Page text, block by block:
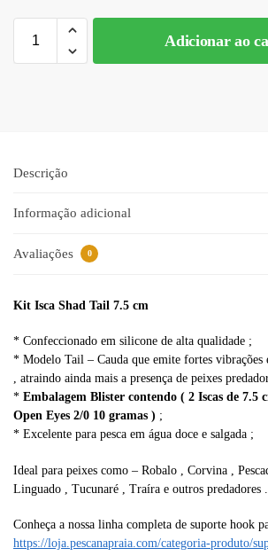
Adicionar ao
n
t
v
Descrição
Informação adicional
Avaliações 0
Kit Isca Shad Tail 7.5 cm
* Confeccionado em silicone de alta qualidade ;
* Modelo Tail – Cauda que emite fortes vibrações
, atraindo ainda mais a presença de peixes
* Embalagem Blister contendo ( 2 Iscas de 7.5
Open Eyes 2/0 10 gramas ) ;
* Excelente para pesca em água doce e salgada ;
Ideal para peixes como – Robalo , Corvina ,
Linguado , Tucunaré , Traíra e outros predadores .
Conheça a nossa linha completa de suporte hook
https://loja.pescanapraia.com/categoria-produto/